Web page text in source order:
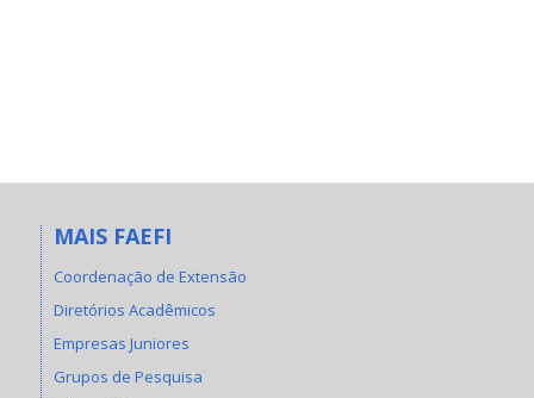
MAIS FAEFI
Coordenação de Extensão
Diretórios Acadêmicos
Empresas Juniores
Grupos de Pesquisa